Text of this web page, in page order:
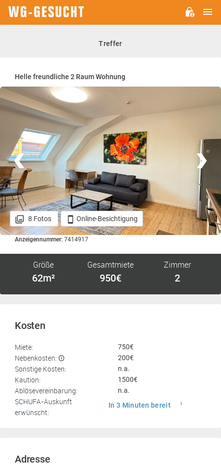
Treffer
Helle freundliche 2 Raum Wohnung
8 Fotos Online-Besichtigung
Anzeigennummer: 7414917
Größe
62m²
Gesamtmiete
950€
Zimmer
2
Kosten
Miete: 750€
Nebenkosten: 200€
Sonstige Kosten: n.a.
Kaution: 1500€
Ablösevereinbarung: n.a.
SCHUFA-Auskunft
erwünscht:
In 3 Minuten bereit 1
Adresse